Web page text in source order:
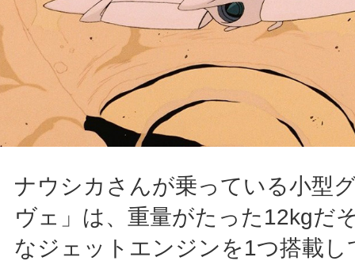
ナウシカさんが乗っている小型
ヴェ」は、重量がたった12kgだ
なジェットエンジンを1つ搭載し